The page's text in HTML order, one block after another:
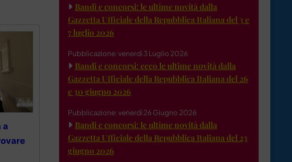
a
Bandi e concorsi: le ultime novità dalla
Gazzetta Ufficiale della Repubblica Italiana del 3 e
7 luglio 2026
Pubblicazione: venerdì 3 Luglio 2026
Bandi e concorsi: ecco le ultime novità dalla
Gazzetta Ufficiale della Repubblica Italiana del 26
e 30 giugno 2026
Pubblicazione: venerdì 26 Giugno 2026
Bandi e concorsi: le ultime novità dalla
Gazzetta Ufficiale della Repubblica Italiana del 23
giugno 2026